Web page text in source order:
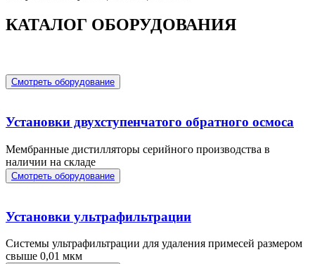
КАТАЛОГ ОБОРУДОВАНИЯ
Смотреть оборудование
Установки двухступенчатого обратного осмоса
Мембранные дистилляторы серийного производства в
наличии на складе
Смотреть оборудование
Установки ультрафильтрации
Системы ультрафильтрации для удаления примесей размером
свыше 0,01 мкм